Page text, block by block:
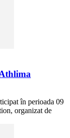
în perioada 09
organizat de